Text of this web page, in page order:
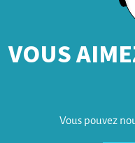
VOUS
Vous pouvez